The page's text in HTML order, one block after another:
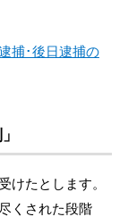
捕･後日逮捕の
けたとします。
くされた段階